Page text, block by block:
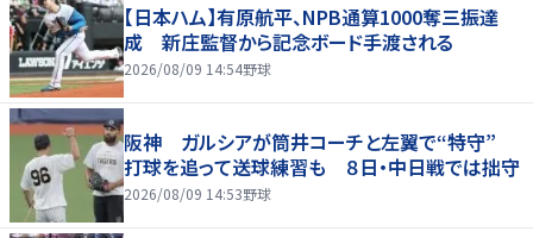
【日本ハム】有原航平、NPB通算1000奪三振達
成 新庄監督から記念ボード手渡される
2026/08/09 14:54野球
阪神 ガルシアが筒井コーチと左翼で“特守”
打球を追って送球練習も ８日・中日戦では拙守
2026/08/09 14:53野球